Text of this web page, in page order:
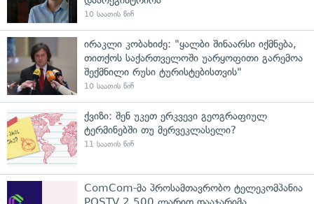
10 საათის წინ
ირაკლი კობახიძე: "ყალბი შინაარსი იქმნება,
თითქოს საქართველოში უარყოფითი გარემოა
შექმნილი რუსი ტურისტებისთვის"
10 საათის წინ
ქვიზი: შენ უკეთ ერკვევი გეოგრაფიულ
ტერმინებში თუ მერვეკლასელი?
11 საათის წინ
ComCom-მა პროსამთავრობო ტელეკომპანია